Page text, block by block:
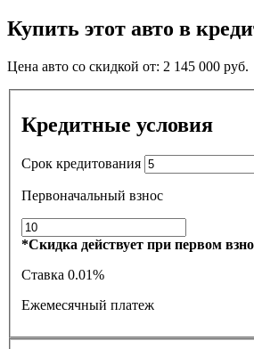
Купить этот авто в
Цена авто со скидкой от: 2 145 000 руб.
Кредитные условия
Срок кредитования
Первоначальный взнос
*Скидка действует при первом
Ставка 0.01%
Ежемесячный платеж